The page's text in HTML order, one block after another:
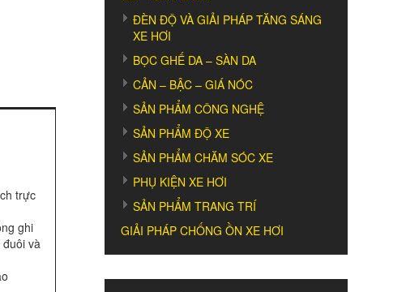
trực
ghi
và
ĐÈN ĐỘ VÀ GIẢI PHÁP TĂNG SÁNG
XE HƠI
BỌC GHẾ DA – SÀN DA
CẢN – BẬC – GIÁ NÓC
SẢN PHẨM CÔNG NGHỆ
SẢN PHẨM ĐỘ XE
SẢN PHẨM CHĂM SÓC XE
PHỤ KIỆN XE HƠI
SẢN PHẨM TRANG TRÍ
GIẢI PHÁP CHỐNG ỒN XE HƠI